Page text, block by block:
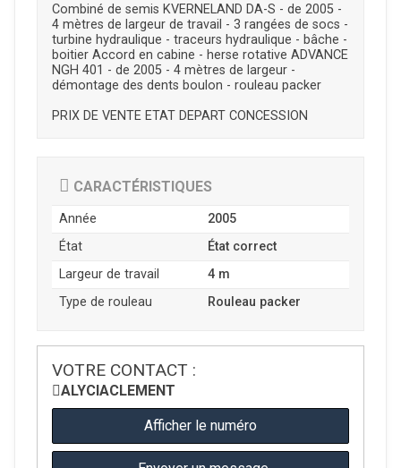
Combiné de semis KVERNELAND DA-S - de 2005 -
4 mètres de largeur de travail - 3 rangées de socs -
turbine hydraulique - traceurs hydraulique - bâche -
boitier Accord en cabine - herse rotative ADVANCE
NGH 401 - de 2005 - 4 mètres de largeur -
démontage des dents boulon - rouleau packer
PRIX DE VENTE ETAT DEPART CONCESSION
CARACTÉRISTIQUES
Année
2005
État
État correct
Largeur de travail
4 m
Type de rouleau
Rouleau packer
VOTRE CONTACT :
ALYCIACLEMENT
Afficher le numéro